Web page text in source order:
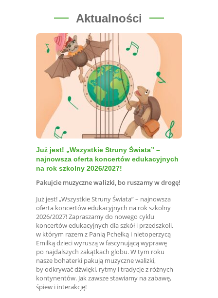
Aktualności
Już jest! „Wszystkie Struny Świata” –
najnowsza oferta koncertów edukacyjnych
na rok szkolny 2026/2027!
Pakujcie muzyczne walizki, bo ruszamy w drogę!
Już jest! „Wszystkie Struny Świata” – najnowsza
oferta koncertów edukacyjnych na rok szkolny
2026/2027! Zapraszamy do nowego cyklu
koncertów edukacyjnych dla szkół i przedszkoli,
w którym razem z Panią Pchełką i nietoperzycą
Emilką dzieci wyruszą w fascynującą wyprawę
po najdalszych zakątkach globu. W tym roku
nasze bohaterki pakują muzyczne walizki,
by odkrywać dźwięki, rytmy i tradycje z różnych
kontynentów. Jak zawsze stawiamy na zabawę,
śpiew i interakcję!